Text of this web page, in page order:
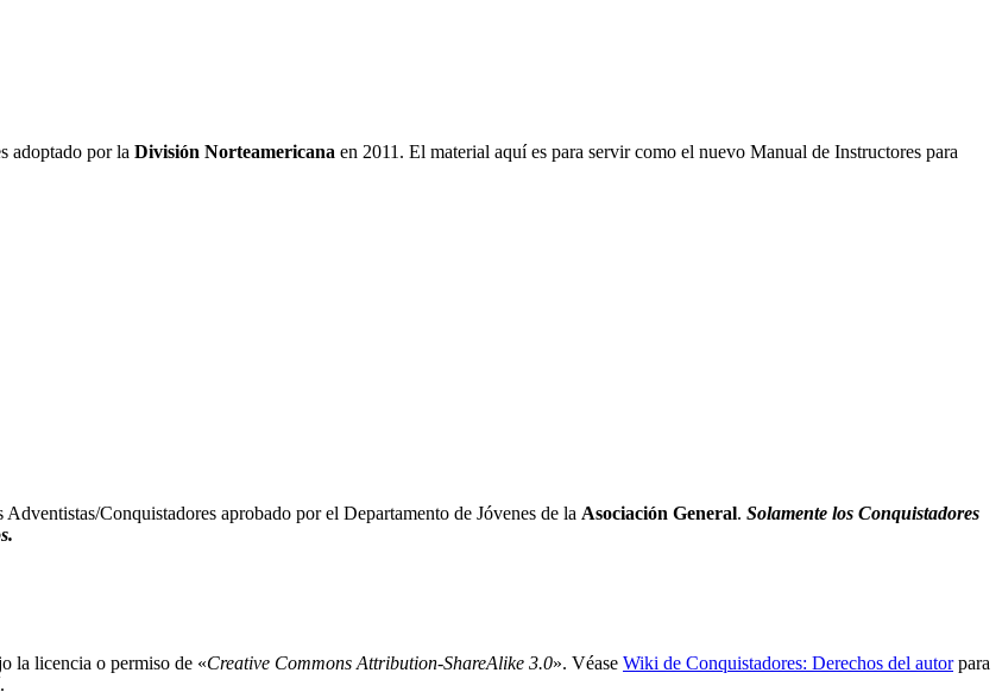
adoptado por la División Norteamericana en 2011. El material aquí es para servir como el nuevo Manual de Instructores para
Conquistadores aprobado por el Departamento de Jóvenes de la Asociación General. Solamente los Conquistadores
la licencia o permiso de «Creative Commons Attribution-ShareAlike 3.0». Véase Wiki de Conquistadores: Derechos del autorpara